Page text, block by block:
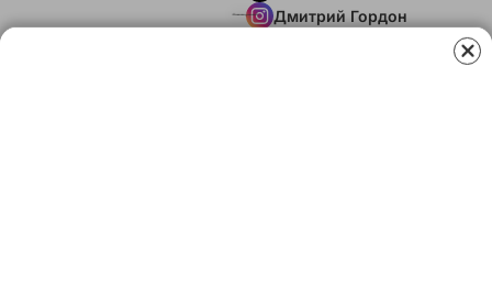
Дмитрий Гордон